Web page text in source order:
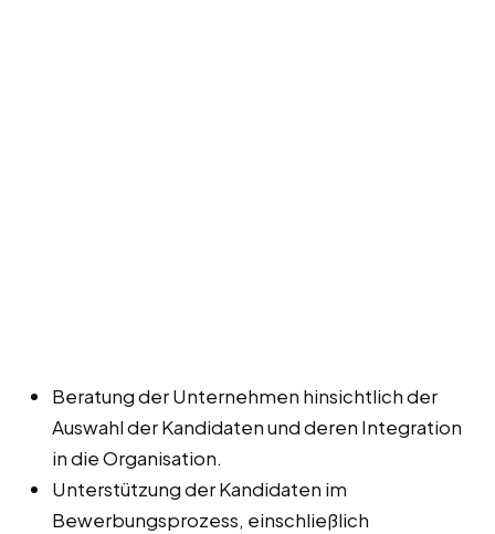
Beratung der Unternehmen hinsichtlich der
Auswahl der Kandidaten und deren Integration
in die Organisation.
Unterstützung der Kandidaten im
Bewerbungsprozess, einschließlich